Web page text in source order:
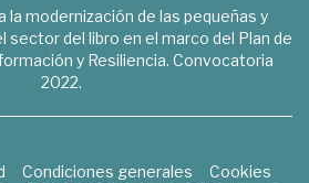
la modernización de las pequeñas y
sector del libro en el marco del Plan de
y Resiliencia. Convocatoria
2022.
Condiciones generales
Cookies